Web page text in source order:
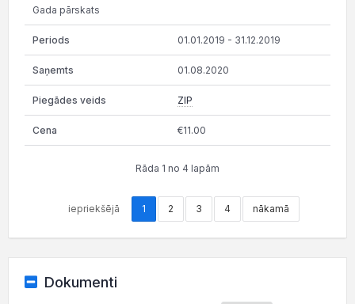
Gada pārskats
01.01.2019 - 31.12.2019
01.08.2020
ZIP
€11.00
Rāda 1 no 4 lapām
iepriekšējā 1 2 3 4 nākamā
Dokumenti